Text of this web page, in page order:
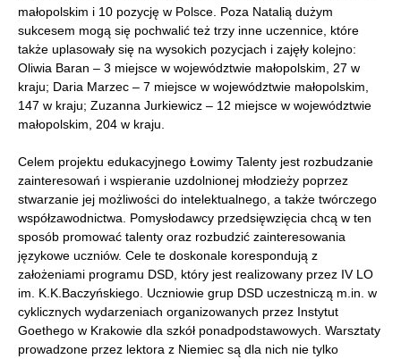
małopolskim i 10 pozycję w Polsce. Poza Natalią dużym
sukcesem mogą się pochwalić też trzy inne uczennice, które
także uplasowały się na wysokich pozycjach i zajęły kolejno:
Oliwia Baran – 3 miejsce w województwie małopolskim, 27 w
kraju; Daria Marzec – 7 miejsce w województwie małopolskim,
147 w kraju; Zuzanna Jurkiewicz – 12 miejsce w województwie
małopolskim, 204 w kraju.
Celem projektu edukacyjnego Łowimy Talenty jest rozbudzanie
zainteresowań i wspieranie uzdolnionej młodzieży poprzez
stwarzanie jej możliwości do intelektualnego, a także twórczego
współzawodnictwa. Pomysłodawcy przedsięwzięcia chcą w ten
sposób promować talenty oraz rozbudzić zainteresowania
językowe uczniów. Cele te doskonale korespondują z
założeniami programu DSD, który jest realizowany przez IV LO
im. K.K.Baczyńskiego. Uczniowie grup DSD uczestniczą m.in. w
cyklicznych wydarzeniach organizowanych przez Instytut
Goethego w Krakowie dla szkół ponadpodstawowych. Warsztaty
prowadzone przez lektora z Niemiec są dla nich nie tylko